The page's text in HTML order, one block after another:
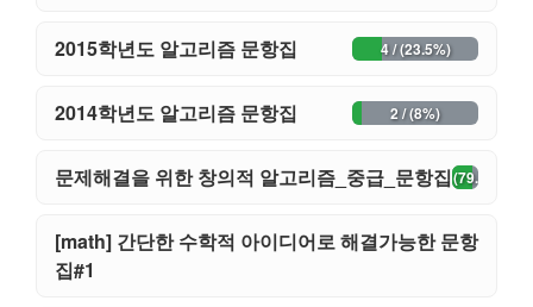
2015학년도 알고리즘 문항집 4 / (23.5%)
2014학년도 알고리즘 문항집 2 / (8%)
문제해결을 위한 창의적 알고리즘_중급_문항집31 / (79.5%)
[math] 간단한 수학적 아이디어로 해결가능한 문항
집#1
9 / (20.9%)